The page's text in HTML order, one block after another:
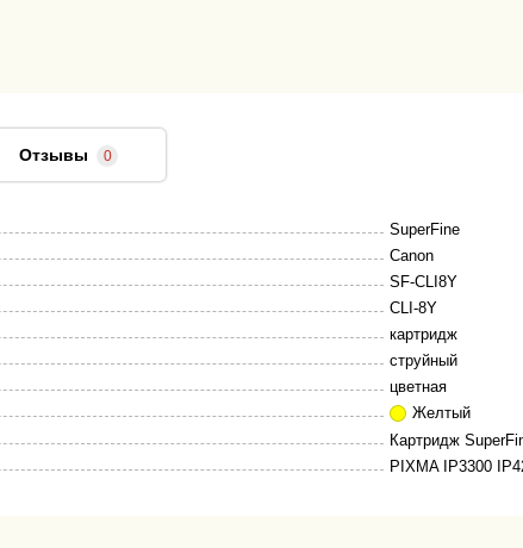
Отзывы 0
SuperFine
Canon
SF-CLI8Y
CLI-8Y
картридж
струйный
цветная
Желтый
Картридж
PIXMA IP3300